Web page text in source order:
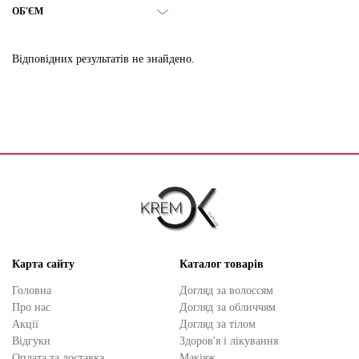
ОБ'ЄМ
Відповідних результатів не знайдено.
Карта сайту
Головна
Про нас
Акції
Відгуки
Каталог товарів
Догляд за волоссям
Догляд за обличчям
Догляд за тілом
Здоров'я і лікування